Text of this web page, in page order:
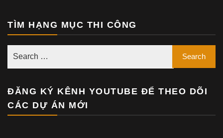
TÌM HẠNG MỤC THI CÔNG
ĐĂNG KÝ KÊNH YOUTUBE ĐỂ THEO DÕI
CÁC DỰ ÁN MỚI